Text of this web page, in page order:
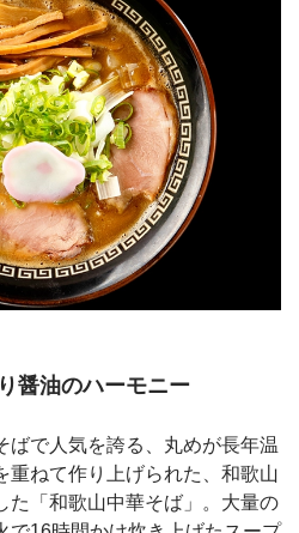
醤油のハーモニー
ばで人気を誇る、丸めが長年温
重ねて作り上げられた、和歌山
た「和歌山中華そば」。大量の